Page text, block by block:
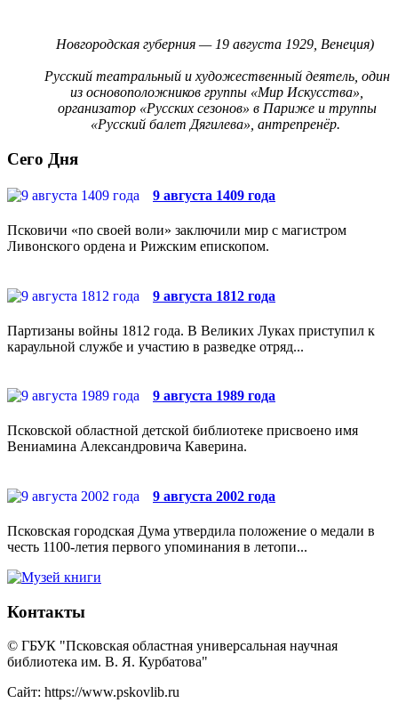
Новгородская губерния — 19 августа 1929, Венеция)
Русский театральный и художественный деятель, один
из основоположников группы «Мир Искусства»,
организатор «Русских сезонов» в Париже и труппы
«Русский балет Дягилева», антрепренёр.
Сего Дня
9 августа 1409 года
Псковичи «по своей воли» заключили мир с магистром
Ливонского ордена и Рижским епископом.
9 августа 1812 года
Партизаны войны 1812 года. В Великих Луках приступил к
караульной службе и участию в разведке отряд...
9 августа 1989 года
Псковской областной детской библиотеке присвоено имя
Вениамина Александровича Каверина.
9 августа 2002 года
Псковская городская Дума утвердила положение о медали в
честь 1100-летия первого упоминания в летопи...
Контакты
© ГБУК "Псковская областная универсальная научная
библиотека им. В. Я. Курбатова"
Сайт: https://www.pskovlib.ru